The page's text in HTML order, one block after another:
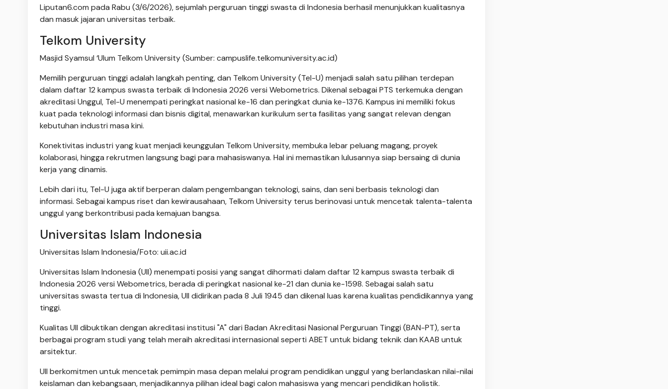
Liputan6.com pada Rabu (3/6/2026), sejumlah perguruan tinggi swasta di Indonesia berhasil menunjukkan kualitasnya
dan masuk jajaran universitas terbaik.
Telkom University
Masjid Syamsul ‘Ulum Telkom University (Sumber: campuslife.telkomuniversity.ac.id)
Memilih perguruan tinggi adalah langkah penting, dan Telkom University (Tel-U) menjadi salah satu pilihan terdepan
dalam daftar 12 kampus swasta terbaik di Indonesia 2026 versi Webometrics. Dikenal sebagai PTS terkemuka dengan
akreditasi Unggul, Tel-U menempati peringkat nasional ke-16 dan peringkat dunia ke-1376. Kampus ini memiliki fokus
kuat pada teknologi informasi dan bisnis digital, menawarkan kurikulum serta fasilitas yang sangat relevan dengan
kebutuhan industri masa kini.
Konektivitas industri yang kuat menjadi keunggulan Telkom University, membuka lebar peluang magang, proyek
kolaborasi, hingga rekrutmen langsung bagi para mahasiswanya. Hal ini memastikan lulusannya siap bersaing di dunia
kerja yang dinamis.
Lebih dari itu, Tel-U juga aktif berperan dalam pengembangan teknologi, sains, dan seni berbasis teknologi dan
informasi. Sebagai kampus riset dan kewirausahaan, Telkom University terus berinovasi untuk mencetak talenta-talenta
unggul yang berkontribusi pada kemajuan bangsa.
Universitas Islam Indonesia
Universitas Islam Indonesia/Foto: uii.ac.id
Universitas Islam Indonesia (UII) menempati posisi yang sangat dihormati dalam daftar 12 kampus swasta terbaik di
Indonesia 2026 versi Webometrics, berada di peringkat nasional ke-21 dan dunia ke-1598. Sebagai salah satu
universitas swasta tertua di Indonesia, UII didirikan pada 8 Juli 1945 dan dikenal luas karena kualitas pendidikannya yang
tinggi.
Kualitas UII dibuktikan dengan akreditasi institusi "A" dari Badan Akreditasi Nasional Perguruan Tinggi (BAN-PT), serta
berbagai program studi yang telah meraih akreditasi internasional seperti ABET untuk bidang teknik dan KAAB untuk
arsitektur.
UII berkomitmen untuk mencetak pemimpin masa depan melalui program pendidikan unggul yang berlandaskan nilai-nilai
keislaman dan kebangsaan, menjadikannya pilihan ideal bagi calon mahasiswa yang mencari pendidikan holistik.